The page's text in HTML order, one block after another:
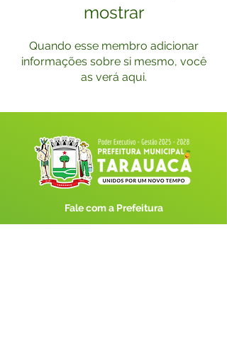
mostrar
Quando esse membro adicionar
informações sobre si mesmo, você
as verá aqui.
Fale com a Prefeitura